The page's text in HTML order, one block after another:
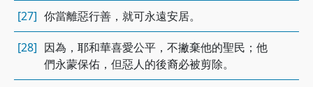
[27] 你當離惡行善，就可永遠安居。
[28] 因為，耶和華喜愛公平，不撇棄他的聖民；他
們永蒙保佑，但惡人的後裔必被剪除。